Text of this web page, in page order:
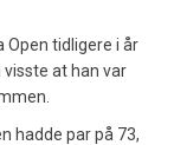
Open tidligere i år
at han var
hadde par på 73,